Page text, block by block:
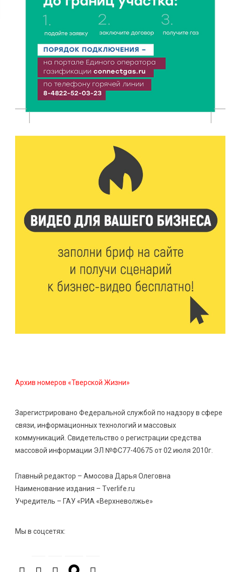
8 Авг 2026 15:37 331
Светофор, ЮИДовцы и ГИБДД: в Ржевском округе
8 Авг 2026 14:37 361
Педагог детского сада Святой Анны
Кашинской — лауреат всероссийского конкурса
Тверские экологи сняли на видео медвежий обед
476
Виталий Королев запустил веловолну на Волге в
8 Авг 2026 13:37 805
Чем удивит X Международный фестиваль «Калитка»
8 Авг 2026 12:37 437
Забыл вещи в транспорте? Рассказываем, что ждёт
8 Авг 2026 11:37 421
области проходят «Дни безопасности»
8 Авг 2026 10:37 408
Арбуз без риска: на что обратить внимание при
8 Авг 2026 10:21 890
Виталий Королев рассказал о доступном спорте
Архив номеров «Тверской Жизни»
Зарегистрировано Федеральной службой по надзору в сфере
связи, информационных технологий и массовых
коммуникаций. Свидетельство о регистрации средства
массовой информации ЭЛ №ФС77-40675 от 02 июля 2010г.
Главный редактор – Амосова Дарья Олеговна
Наименование издания – Tverlife.ru
Учредитель – ГАУ «РИА «Верхневолжье»
Мы в соцсетях: